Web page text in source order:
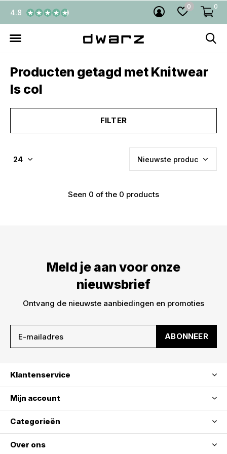
alleen leuke dingen -> nieuwe drops, acties en
inspiratie. De kortingscode is niet geldig op sale!
0 0
4.8
Producten getagd met Knitwear
ls col
FILTER
Seen 0 of the 0 products
Meld je aan voor onze
nieuwsbrief
Ontvang de nieuwste aanbiedingen en promoties
ABONNEER
Klantenservice
Mijn account
Categorieën
Over ons